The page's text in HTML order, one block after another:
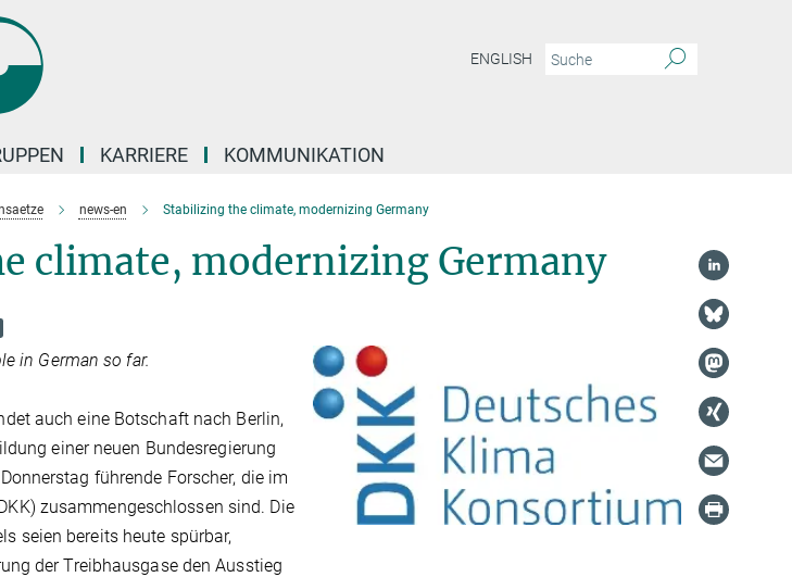
ENGLISH
KARRIERE KOMMUNIKATION
news-en Stabilizing the climate, modernizing Germany
climate, modernizing Germany
in German so far.
auch eine Botschaft nach Berlin,
einer neuen Bundesregierung
führende Forscher, die im
zusammengeschlossen sind. Die
seien bereits heute spürbar,
der Treibhausgase den Ausstieg